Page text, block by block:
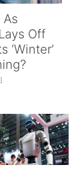
As
Off
‘Winter’